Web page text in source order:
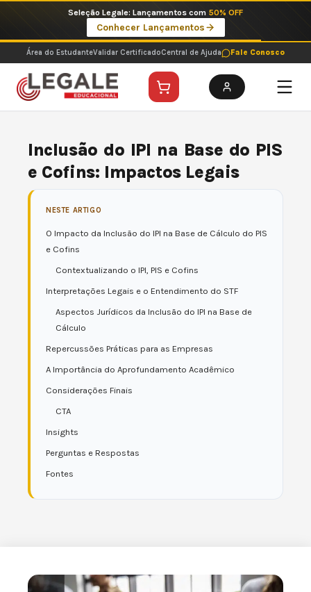
o
conteúdo
Seleção Legale: Lançamentos com 50% OFF
Conhecer Lançamentos
Área do EstudanteValidar CertificadoCentral de Ajuda Fale Conosco
Inclusão do IPI na Base do PIS
e Cofins: Impactos Legais
NESTE ARTIGO
O Impacto da Inclusão do IPI na Base de Cálculo do PIS
e Cofins
Contextualizando o IPI, PIS e Cofins
Interpretações Legais e o Entendimento do STF
Aspectos Jurídicos da Inclusão do IPI na Base de
Cálculo
Repercussões Práticas para as Empresas
A Importância do Aprofundamento Acadêmico
Considerações Finais
CTA
Insights
Perguntas e Respostas
Fontes